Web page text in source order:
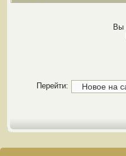
Вы
Перейти: